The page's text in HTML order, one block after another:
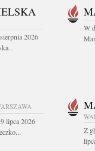
2026
W
lipca 2026
Z